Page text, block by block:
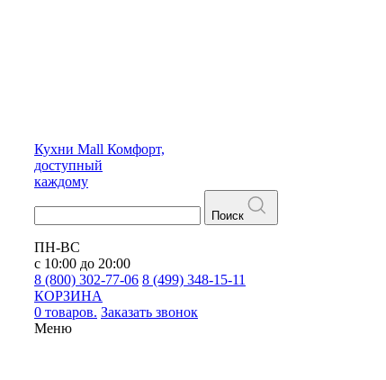
Кухни Mall Комфорт,
доступный
каждому
Поиск
ПН-ВС
с 10:00 до 20:00
8 (800) 302-77-06 8 (499) 348-15-11
КОРЗИНА
0 товаров. Заказать звонок
Меню